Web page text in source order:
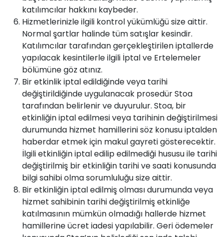
katılımcılar hakkını kaybeder.
Hizmetlerinizle ilgili kontrol yükümlüğü size aittir.
Normal şartlar halinde tüm satışlar kesindir.
Katılımcılar tarafından gerçekleştirilen iptallerde
yapılacak kesintilerle ilgili İptal ve Ertelemeler
bölümüne göz atınız.
Bir etkinlik iptal edildiğinde veya tarihi
değiştirildiğinde uygulanacak prosedür Stoa
tarafından belirlenir ve duyurulur. Stoa, bir
etkinliğin iptal edilmesi veya tarihinin değiştirilmesi
durumunda hizmet hamillerini söz konusu iptalden
haberdar etmek için makul gayreti gösterecektir.
İlgili etkinliğin iptal edilip edilmediği hususu ile tarihi
değiştirilmiş bir etkinliğin tarihi ve saati konusunda
bilgi sahibi olma sorumluluğu size aittir.
Bir etkinliğin iptal edilmiş olması durumunda veya
hizmet sahibinin tarihi değiştirilmiş etkinliğe
katılmasının mümkün olmadığı hallerde hizmet
hamillerine ücret iadesi yapılabilir. Geri ödemeler